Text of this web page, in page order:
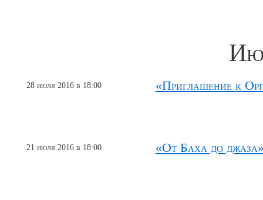
28 июля 2016 в 18:00 «Приглашение к
21 июля 2016 в 18:00 «От Баха до